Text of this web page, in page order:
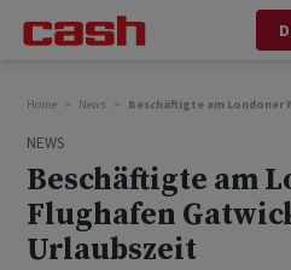
Home News Beschäftigte am Londoner
NEWS
Beschäftigte am
Flughafen
Urlaubszeit